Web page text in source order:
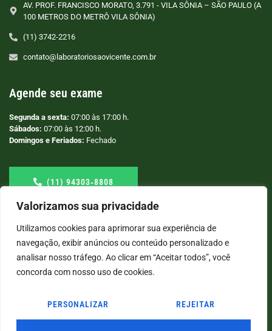
Valorizamos sua privacidade
Utilizamos cookies para aprimorar sua experiência de
navegação, exibir anúncios ou conteúdo personalizado e
analisar nosso tráfego. Ao clicar em “Aceitar todos”, você
concorda com nosso uso de cookies.
PERSONALIZAR REJEITAR
AV. PROF. FRANCISCO MORATO, 3.791 - VILA SÔNIA – SÃO PAULO (A
100 METROS DO METRÔ VILA SÔNIA)
(11) 3742-2216
contato@laboratoriosaovicente.com.br
Agende seu exame
Segunda a sexta: 07:00 às 17:00 h.
Sábados: 07:00 às 12:00 h.
Domingos e Feriados: Fechado
(11) 94303‑8808
© COPYRIGHT2026→ LABORATÓRIO SÃO VICENTE → POR: CONEKI - SOLUÇÕES DIGITAIS |